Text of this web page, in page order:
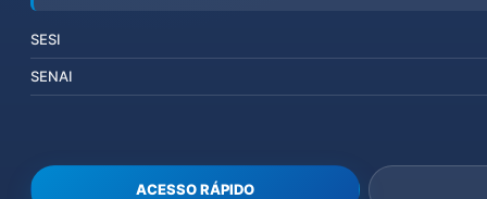
SESI
SENAI
ACESSO RÁPIDO